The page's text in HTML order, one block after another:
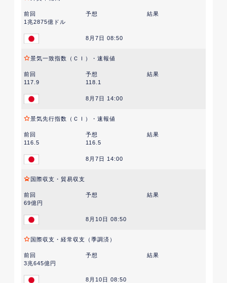
前回 予想
結果
1兆2875億ドル
8月7日 08:50
景気一致指数（ＣＩ）・速報値
前回 予想
結果
117.9
118.1
8月7日 14:00
景気先行指数（ＣＩ）・速報値
前回 予想
結果
116.5
116.5
8月7日 14:00
国際収支・貿易収支
前回 予想
結果
69億円
8月10日 08:50
国際収支・経常収支（季調済）
前回 予想
結果
3兆645億円
8月10日 08:50